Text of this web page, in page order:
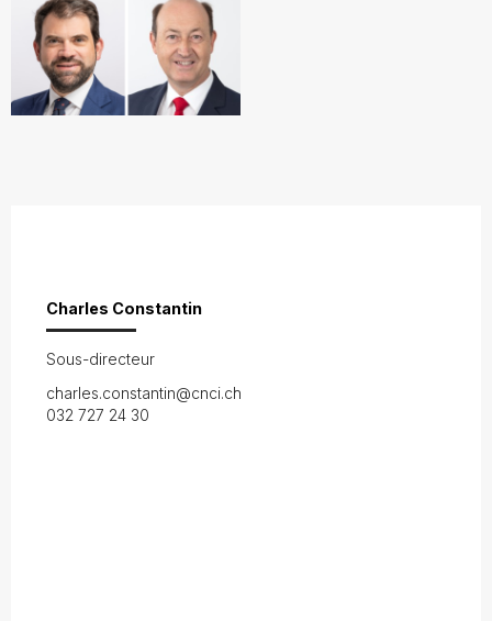
Charles Constantin
Sous-directeur
charles.constantin@cnci.ch
032 727 24 30